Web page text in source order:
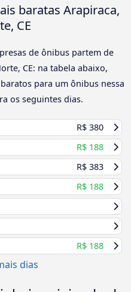
baratas Arapiraca,
CE
de ônibus partem de
CE: na tabela abaixo,
para um ônibus nessa
os seguintes dias.
R$ 380
R$ 188
R$ 383
R$ 188
R$ 188
dias